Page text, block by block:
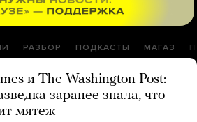
РАЗБОР ПОДКАСТЫ МАГАЗ
и The Washington Post:
заранее знала, что
мятеж